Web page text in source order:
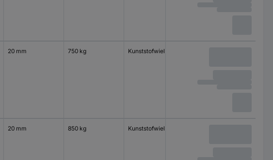
20 mm 750 kg Kunststofwiel
20 mm 850 kg Kunststofwiel